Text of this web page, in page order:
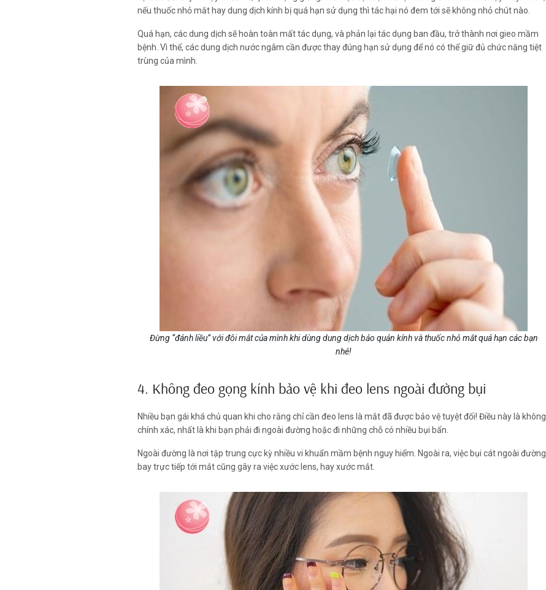
nếu thuốc nhỏ mắt hay dung dịch kính bị quá hạn sử dụng thì tác hại nó đem tới sẽ không nhỏ chút nào.
Quá hạn, các dung dịch sẽ hoàn toàn mất tác dụng, và phản lại tác dụng ban đầu, trở thành nơi gieo mầm
bệnh. Vì thế, các dung dịch nước ngâm cần được thay đúng hạn sử dụng để nó có thể giữ đủ chức năng tiệt
trùng của mình.
Đừng “đánh liều” với đôi mắt của mình khi dùng dung dịch bảo quản kính và thuốc nhỏ mắt quá hạn các bạn
nhé!
4. Không đeo gọng kính bảo vệ khi đeo lens ngoài đường bụi
Nhiều bạn gái khá chủ quan khi cho rằng chỉ cần đeo lens là mắt đã được bảo vệ tuyệt đối! Điều này là không
chính xác, nhất là khi bạn phải đi ngoài đường hoặc đi những chỗ có nhiều bụi bẩn.
Ngoài đường là nơi tập trung cực kỳ nhiều vi khuẩn mầm bệnh nguy hiểm. Ngoài ra, việc bụi cát ngoài đường
bay trực tiếp tới mắt cũng gây ra việc xước lens, hay xước mắt.